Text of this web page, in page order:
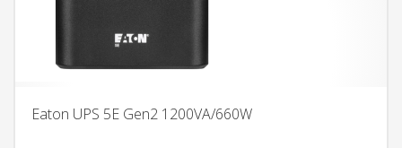
Eaton UPS 5E Gen2 1200VA/660W